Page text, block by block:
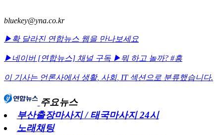
bluekey@yna.co.kr
▶확 달라진 연합뉴스 웹을 만나보세요
▶네이버 [연합뉴스] 채널 구독 ▶뭐 하고 놀까? #흥
이 기사는 언론사에서 생활, 사회, IT섹션으로 분류했습니다.
주요뉴스
부산출장마사지 / 태국마사지 24시
노래채팅